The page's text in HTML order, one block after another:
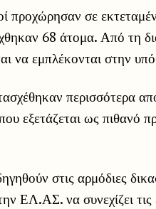
προχώρησαν σε
68 άτομα. Από τη
να εμπλέκονται στην
περισσότερα
εξετάζεται ως πιθανό
στις αρμόδιες
ΕΛ.ΑΣ. να συνεχίζει